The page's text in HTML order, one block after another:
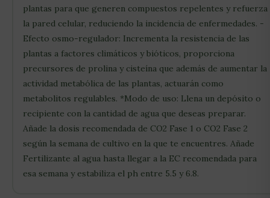
plantas para que generen compuestos repelentes y refuerza
la pared celular, reduciendo la incidencia de enfermedades. -
Efecto osmo-regulador: Incrementa la resistencia de las
plantas a factores climáticos y bióticos, proporciona
precursores de prolina y cisteína que además de aumentar la
actividad metabólica de las plantas, actuarán como
metabolitos regulables. *Modo de uso: Llena un depósito o
recipiente con la cantidad de agua que deseas preparar.
Añade la dosis recomendada de CO2 Fase 1 o CO2 Fase 2
según la semana de cultivo en la que te encuentres. Añade
Fertilizante al agua hasta llegar a la EC recomendada para
esa semana y estabiliza el ph entre 5.5 y 6.8.